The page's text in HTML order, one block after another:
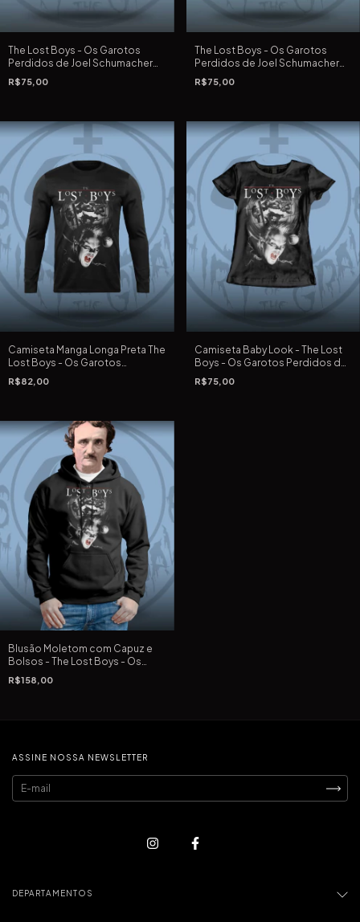
The Lost Boys - Os Garotos
Perdidos de Joel Schumacher
de 1987 - Camiseta Azul royal -
Tradicional e Extra Grande
R$75,00
The Lost Boys - Os Garotos
Perdidos de Joel Schumacher
de 1987 - Camiseta Marrom
Tradicional e Extra Grande
R$75,00
Camiseta Manga Longa Preta The
Lost Boys - Os Garotos
Perdidos de Joel Schumacher
de 1987
R$82,00
Camiseta Baby Look - The Lost
Boys - Os Garotos Perdidos de
Joel Schumacher de 1987
R$75,00
Blusão Moletom com Capuz e
Bolsos - The Lost Boys - Os
Garotos Perdidos de Joel
Schumacher de 1987
R$158,00
ASSINE NOSSA NEWSLETTER
DEPARTAMENTOS